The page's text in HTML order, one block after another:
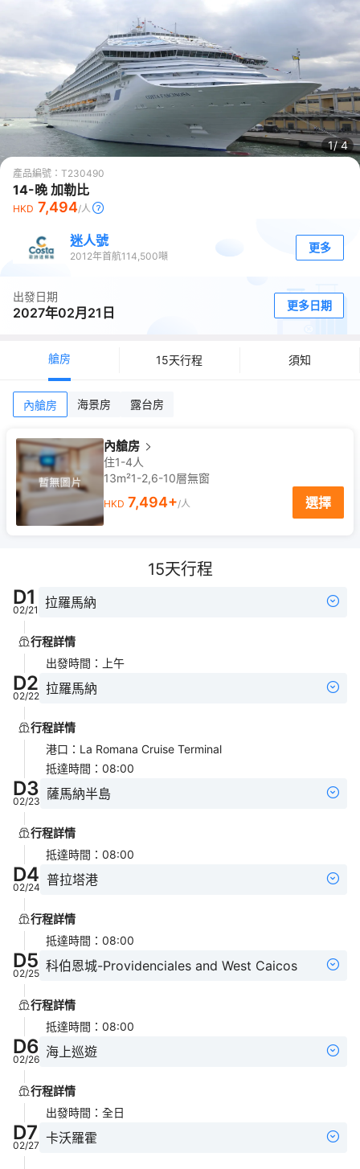
1/4
產品編號： T230490
14-晚 加勒比
HKD 7,494/人
迷人號
2012年首航114,500噸
更多
出發日期
2027年02月21日 更多日期
艙房 15天行程 須知
內艙房 海景房 露台房
內艙房
住1-4人
13m²1-2,6-10層無窗
HKD 7,494+/人 選擇
15天行程
D1
02/21 拉羅馬納
行程詳情
出發時間 ： 上午
D2
02/22 拉羅馬納
行程詳情
港口 ： La Romana Cruise Terminal
抵達時間 ： 08:00
D3
02/23 薩馬納半島
行程詳情
抵達時間 ： 08:00
D4
02/24 普拉塔港
行程詳情
抵達時間 ： 08:00
D5
02/25 科伯恩城-Providenciales and West Caicos
行程詳情
抵達時間 ： 08:00
D6
02/26 海上巡遊
行程詳情
出發時間 ： 全日
D7
02/27 卡沃羅霍